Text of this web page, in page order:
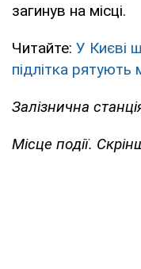
загинув на місці.
Читайте: У Києві
підлітка рятують
Залізнична
Місце події.